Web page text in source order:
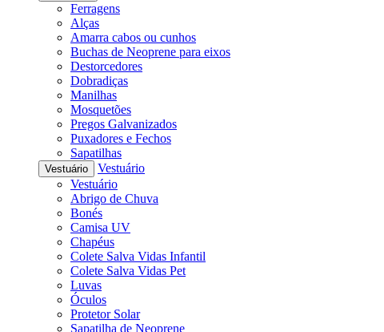
Ferragens
Alças
Amarra cabos ou cunhos
Buchas de Neoprene para eixos
Destorcedores
Dobradiças
Manilhas
Mosquetões
Pregos Galvanizados
Puxadores e Fechos
Sapatilhas
Vestuário
Vestuário
Vestuário
Abrigo de Chuva
Bonés
Camisa UV
Chapéus
Colete Salva Vidas Infantil
Colete Salva Vidas Pet
Luvas
Óculos
Protetor Solar
Sapatilha de Neoprene